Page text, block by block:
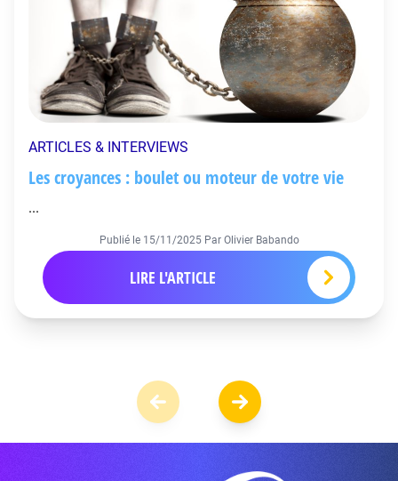
ARTICLES & INTERVIEWS
Les croyances : boulet ou moteur de votre vie
...
Publié le 15/11/2025 Par Olivier Babando
LIRE L'ARTICLE